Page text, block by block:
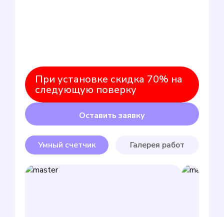
При установке скидка 70% на
следующую поверку
Оставить заявку
Умный счетчик Галерея работ